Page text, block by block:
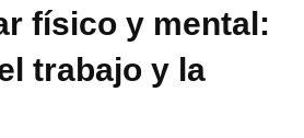
físico y mental:
trabajo y la